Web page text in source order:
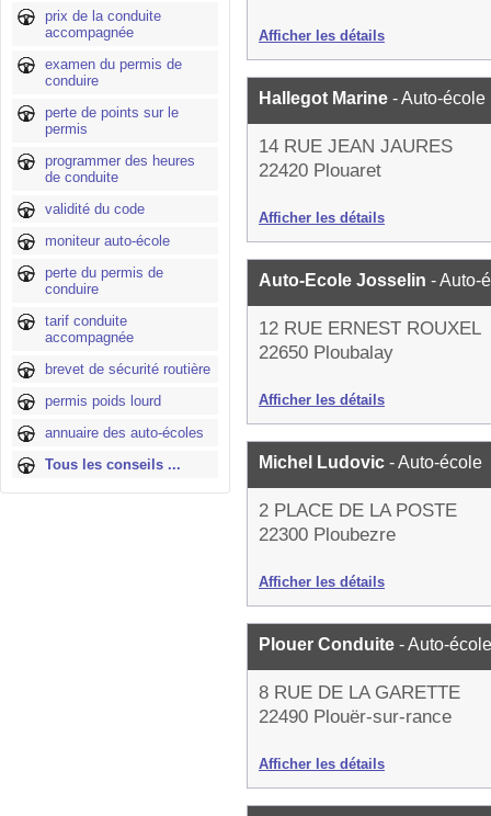
prix de la conduite
accompagnée
examen du permis de
conduire
perte de points sur le
permis
programmer des heures
de conduite
validité du code
moniteur auto-école
perte du permis de
conduire
tarif conduite
accompagnée
brevet de sécurité routière
permis poids lourd
annuaire des auto-écoles
Tous les conseils ...
Afficher les détails
Hallegot Marine - Auto-école
14 RUE JEAN JAURES
22420 Plouaret
Afficher les détails
Auto-Ecole Josselin - Auto-
12 RUE ERNEST ROUXEL
22650 Ploubalay
Afficher les détails
Michel Ludovic - Auto-école
2 PLACE DE LA POSTE
22300 Ploubezre
Afficher les détails
Plouer Conduite - Auto-école
8 RUE DE LA GARETTE
22490 Plouër-sur-rance
Afficher les détails